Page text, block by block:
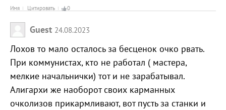
Имя Цитировать 0
Guest 24.08.2023
Лохов то мало осталось за бесценок очко рвать.
При коммунистах, кто не работал ( мастера,
мелкие начальнички) тот и не зарабатывал.
Алигархи же наоборот своих карманных
очколизов прикармливают, вот пусть за станки и